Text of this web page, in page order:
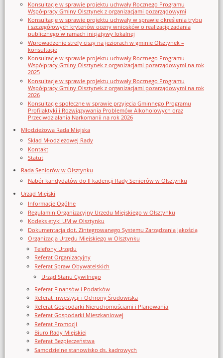
Konsultacje w sprawie projektu uchwały Rocznego Programu
Współpracy Gminy Olsztynek z organizacjami pozarządowymi
Konsultacje w sprawie projektu uchwały w sprawie określenia trybu
i szczegółowych kryteriów oceny wniosków o realizację zadania
publicznego w ramach inicjatywy lokalnej
Wprowadzenie strefy ciszy na jeziorach w gminie Olsztynek –
konsultacje
Konsultacje w sprawie projektu uchwały Rocznego Programu
Współpracy Gminy Olsztynek z organizacjami pozarządowymi na rok
2025
Konsultacje w sprawie projektu uchwały Rocznego Programu
Współpracy Gminy Olsztynek z organizacjami pozarządowymi na rok
2026
Konsultacje społeczne w sprawie przyjęcia Gminnego Programu
Profilaktyki i Rozwiązywania Problemów Alkoholowych oraz
Przeciwdziałania Narkomanii na rok 2026
Młodzieżowa Rada Miejska
Skład Młodzieżowej Rady
Kontakt
Statut
Rada Seniorów w Olsztynku
Nabór kandydatów do II kadencji Rady Seniorów w Olsztynku
Urząd Miejski
Informacje Ogólne
Regulamin Organizacyjny Urzedu Miejskiego w Olsztynku
Kodeks etyki UM w Olsztynku
Dokumentacja dot. Zintegrowanego Systemu Zarządzania Jakością
Organizacja Urzędu Miejskiego w Olsztynku
Telefony Urzędu
Referat Organizacyjny
Referat Spraw Obywatelskich
Urząd Stanu Cywilnego
Referat Finansów i Podatków
Referat Inwestycji i Ochrony Środowiska
Referat Gospodarki Nieruchomościami i Planowania
Referat Gospodarki Mieszkaniowej
Referat Promocji
Biuro Rady Miejskiej
Referat Bezpieczeństwa
Samodzielne stanowisko ds. kadrowych